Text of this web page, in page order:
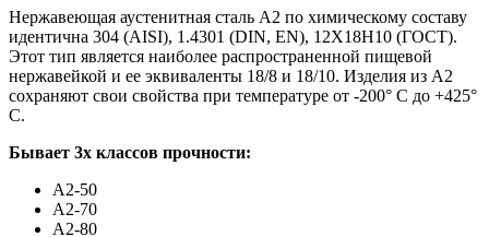
Нержавеющая аустенитная сталь A2 по химическому составу
идентична 304 (AISI), 1.4301 (DIN, EN), 12Х18Н10 (ГОСТ).
Этот тип является наиболее распространенной пищевой
нержавейкой и ее эквиваленты 18/8 и 18/10. Изделия из А2
сохраняют свои свойства при температуре от -200° C до +425°
C.
Бывает 3х классов прочности:
А2-50
А2-70
А2-80